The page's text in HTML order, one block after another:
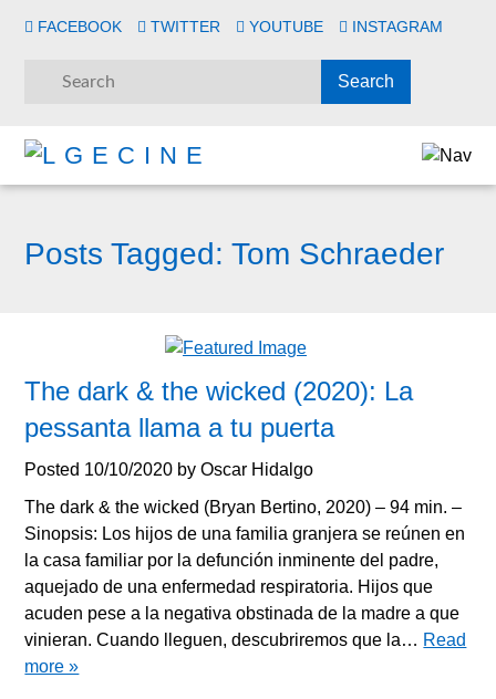
FACEBOOK TWITTER YOUTUBE INSTAGRAM
Posts Tagged: Tom Schraeder
The dark & the wicked (2020): La
pessanta llama a tu puerta
Posted 10/10/2020 byOscar Hidalgo
The dark & the wicked (Bryan Bertino, 2020) – 94 min. –
Sinopsis: Los hijos de una familia granjera se reúnen en
la casa familiar por la defunción inminente del padre,
aquejado de una enfermedad respiratoria. Hijos que
acuden pese a la negativa obstinada de la madre a que
vinieran. Cuando lleguen, descubriremos que la… Read
more »